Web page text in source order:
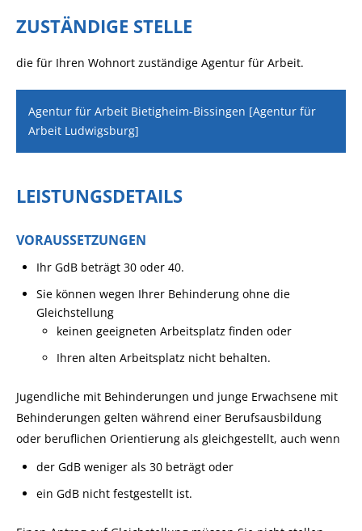
ZUSTÄNDIGE STELLE
die für Ihren Wohnort zuständige Agentur für Arbeit.
Agentur für Arbeit Bietigheim-Bissingen [Agentur für
Arbeit Ludwigsburg]
LEISTUNGSDETAILS
VORAUSSETZUNGEN
Ihr GdB beträgt 30 oder 40.
Sie können wegen Ihrer Behinderung ohne die
Gleichstellung
keinen geeigneten Arbeitsplatz finden oder
Ihren alten Arbeitsplatz nicht behalten.
Jugendliche mit Behinderungen und junge Erwachsene mit
Behinderungen gelten während einer Berufsausbildung
oder beruflichen Orientierung als gleichgestellt, auch wenn
der GdB weniger als 30 beträgt oder
ein GdB nicht festgestellt ist.